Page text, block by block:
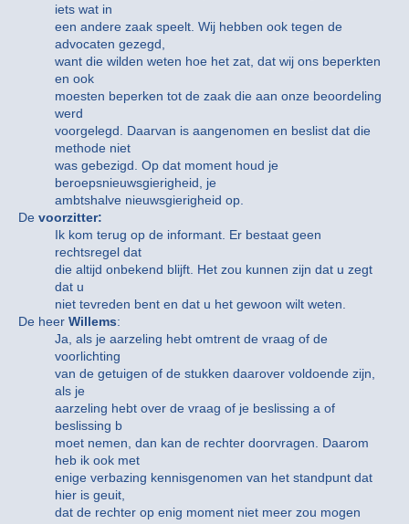
iets wat in
een andere zaak speelt. Wij hebben ook tegen de
advocaten gezegd,
want die wilden weten hoe het zat, dat wij ons beperkten
en ook
moesten beperken tot de zaak die aan onze beoordeling
werd
voorgelegd. Daarvan is aangenomen en beslist dat die
methode niet
was gebezigd. Op dat moment houd je
beroepsnieuwsgierigheid, je
ambtshalve nieuwsgierigheid op.
De voorzitter:
Ik kom terug op de informant. Er bestaat geen
rechtsregel dat
die altijd onbekend blijft. Het zou kunnen zijn dat u zegt
dat u
niet tevreden bent en dat u het gewoon wilt weten.
De heer Willems:
Ja, als je aarzeling hebt omtrent de vraag of de
voorlichting
van de getuigen of de stukken daarover voldoende zijn,
als je
aarzeling hebt over de vraag of je beslissing a of
beslissing b
moet nemen, dan kan de rechter doorvragen. Daarom
heb ik ook met
enige verbazing kennisgenomen van het standpunt dat
hier is geuit,
dat de rechter op enig moment niet meer zou mogen